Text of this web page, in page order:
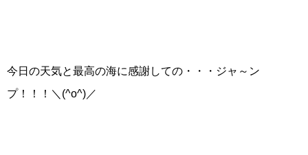
今日の天気と最高の海に感謝しての・・・ジャ～ン
プ！！！＼(^o^)／